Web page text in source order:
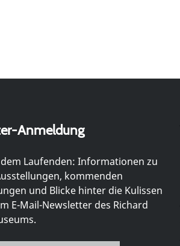
Anmeldung
Laufenden: Informationen zu
kommenden
und Blicke hinter die Kulissen
E-Mail-Newsletter des Richard